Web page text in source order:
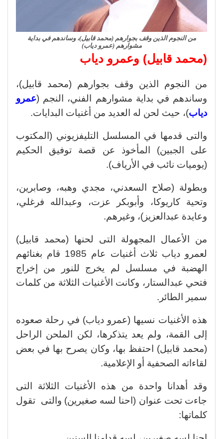
من النجوم الذين وقف بجوارهم (محمد قابيل)، وساندهم في بداية
مشوارهم (عمرو دياب)
(محمد قابيل) وعمرو دياب
من النجوم الذين وقف بجوارهم (محمد قابيل)،
وساندهم في بداية مشوارهم الفني، النجم (عمرو
دياب)، حيث لحن له العديد من أغنيات البدايات.
والتى قدمها في المسلسل التليفزيوني (المكتوب
على الجبين) المأخوذ عن قصة توفيق الحكيم
(يوميات نائب في الأرياف).
وبطولة (صلاح السعدني، مجدي وهبه، وصابرين،
وتحية كاريوكا، وأبوبكر عزت، وعبدالله فرغلي،
وعايدة عبدالعزيز)، وغيرهم.
من الأعمال المجهولة التى لحنها (محمد قابيل)
لعمرو دياب ثلاث أغنيات عام 1985 قام بغنائهم
الهضبة في مسلسل لم يخرج للنور من إخراج
فتحي عبدالستار، وكانت الأغنيات الثلاثة من كلمات
سمير الطائر.
هذه الأغنيات نسيها (عمرو دياب) في رحلة صعوده
إلى القمة، ولم يعد يتذكرها، لكن الملحن الراحل
(محمد قابيل) احتفظ بها، وكان يصرح بها في بعض
لقاءاته الصحفية أو الإعلامية.
وقد أهدانا واحدة من هذه الأغنيات الثلاثة التى
جاءت تحت عنوان (احنا لسه صغيرين) والتى تقول
كلماتها: